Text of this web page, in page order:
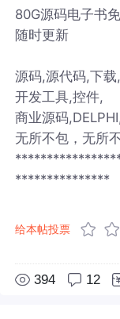
80G源码电子书
随时更新
源码,源代码,下
开发工具,控件,
商业源码
无所不包，无所
***************
给本帖投票
394 12